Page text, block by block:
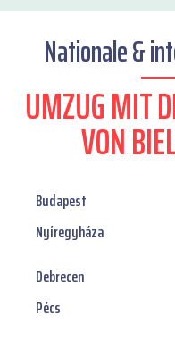
Nationale &
UMZUG MIT
VON
Budapest
Nyíregyháza
Debrecen
Pécs